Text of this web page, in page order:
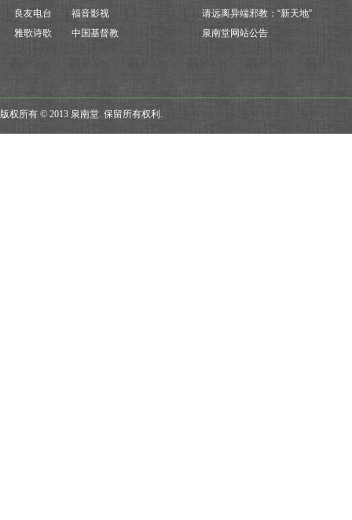
良友电台
福音影视
雅歌诗歌
中国基督教
请远离异端邪教：“新天地”
泉南堂网站公告
版权所有 © 2013 泉南堂. 保留所有权利.